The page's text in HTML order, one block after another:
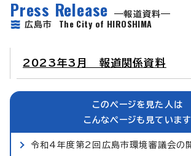
Press Release
報道資料
広島市 The City of HIROSHIMA
2023年3月 報道関係資料
このページを見た人は
こんなページも見ています
令和4年度第2回広島市環境審議会の開